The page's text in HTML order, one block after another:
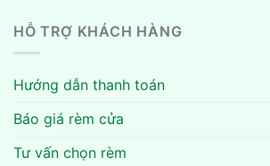
HỖ TRỢ KHÁCH HÀNG
Hướng dẫn thanh toán
Báo giá rèm cửa
Tư vấn chọn rèm